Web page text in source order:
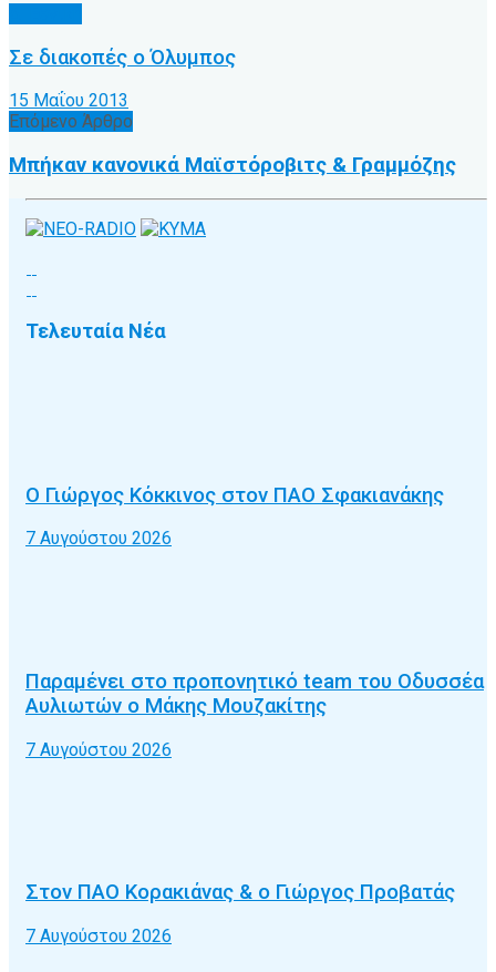
Σε διακοπές ο Όλυμπος
15 Μαΐου 2013
Επόμενο Άρθρο
Μπήκαν κανονικά Μαϊστόροβιτς & Γραμμόζης
Τελευταία Νέα
Ο Γιώργος Κόκκινος στον ΠΑΟ Σφακιανάκης
7 Αυγούστου 2026
Παραμένει στο προπονητικό team του Οδυσσέα
Αυλιωτών ο Μάκης Μουζακίτης
7 Αυγούστου 2026
Στον ΠΑΟ Κορακιάνας & ο Γιώργος Προβατάς
7 Αυγούστου 2026